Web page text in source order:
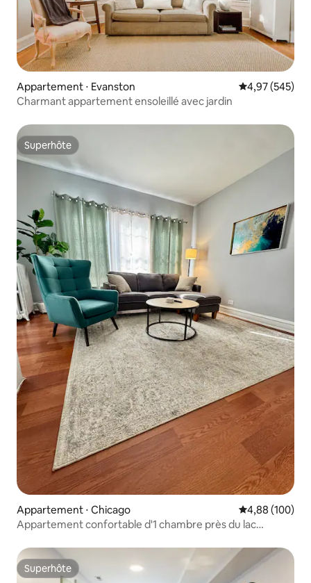
Appartement ⋅ Evanston Évaluation
4,97 (545)
Charmant appartement ensoleillé avec jardin
Superhôte
Superhôte
Appartement ⋅ Chicago Évaluation
4,88 (100)
Appartement confortable d'1 chambre près du lac
Superhôte
Superhôte